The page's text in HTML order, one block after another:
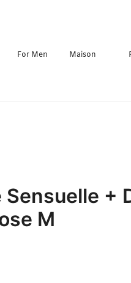
For Men Maison
+
M